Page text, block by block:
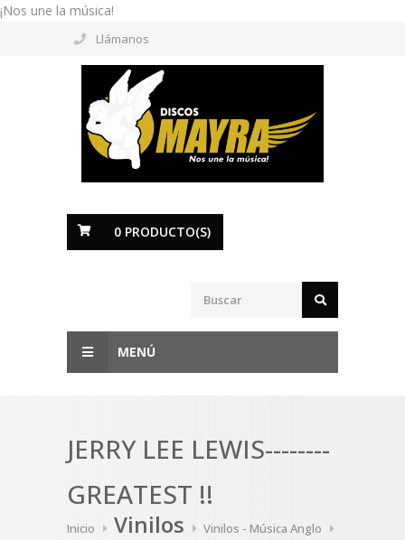
¡Nos une la música!
Llámanos
0 PRODUCTO(S)
MENÚ
JERRY LEE LEWIS--------
GREATEST !!
Inicio Vinilos
Vinilos - Música Anglo